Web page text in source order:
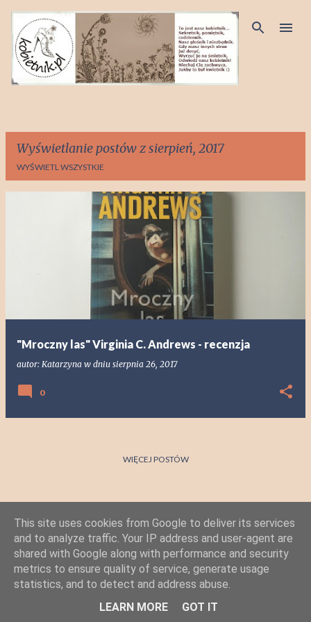
Przejdź do głównej zawartości
Wyświetlanie postów z sierpień, 2017
WYŚWIETL WSZYSTKIE
"Mroczny las" Virginia C. Andrews - recenzja
autor: Katarzyna w dniu sierpnia 26, 2017
0
WIĘCEJ POSTÓW
Obsługiwane przez usługę Blogger
This site uses cookies from Google to deliver its services
and to analyze traffic. Your IP address and user-agent are
shared with Google along with performance and security
metrics to ensure quality of service, generate usage
statistics, and to detect and address abuse.
LEARN MORE
GOT IT